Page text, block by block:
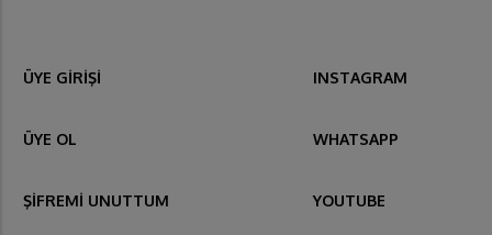
ÜYE GİRİŞİ
ÜYE OL
ŞİFREMİ UNUTTUM
INSTAGRAM
WHATSAPP
YOUTUBE